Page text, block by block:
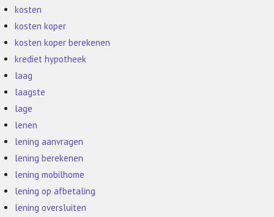
kosten
kosten koper
kosten koper berekenen
krediet hypotheek
laag
laagste
lage
lenen
lening aanvragen
lening berekenen
lening mobilhome
lening op afbetaling
lening oversluiten